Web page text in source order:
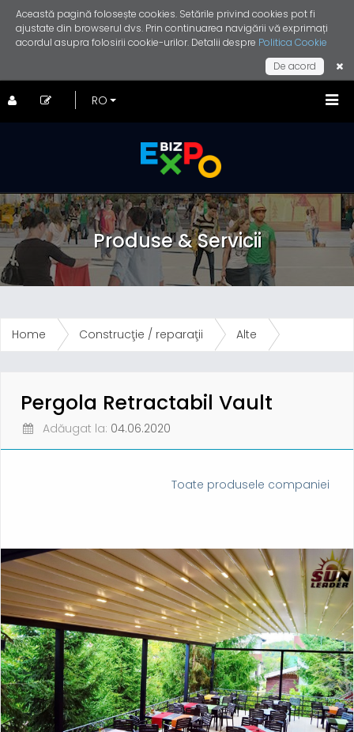
Această pagină folosește cookies. Setările privind cookies pot fi
ajustate din browserul dvs. Prin continuarea navigării vă exprimați
acordul asupra folosirii cookie-urilor. Detalii despre Politica Cookie
De acord
Produse & Servicii
Home Construcţie / reparaţii Alte
Pergola Retractabil Vault
Adăugat la: 04.06.2020
Toate produsele companiei